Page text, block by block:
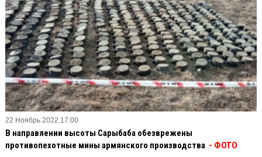
22 Ноябрь 2022 17:00
В направлении высоты Сарыбаба обезврежены
противопехотные мины армянского производства - ФОТО